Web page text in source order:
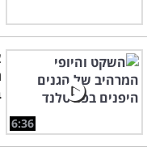
6:36